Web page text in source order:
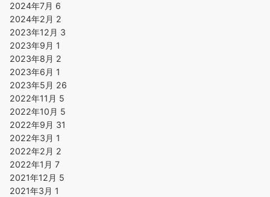
2024年7月 6
2024年2月 2
2023年12月 3
2023年9月 1
2023年8月 2
2023年6月 1
2023年5月 26
2022年11月 5
2022年10月 5
2022年9月 31
2022年3月 1
2022年2月 2
2022年1月 7
2021年12月 5
2021年3月 1